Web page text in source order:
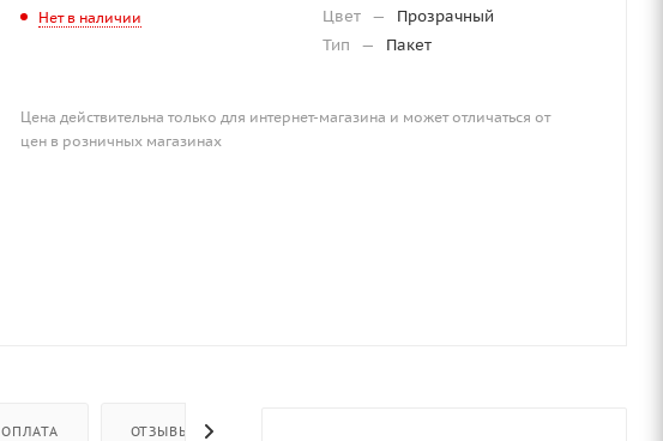
Нет в наличии Цвет —
Прозрачный
Тип
— Пакет
Цена действительна только для интернет-магазина и может отличаться от
цен в розничных магазинах
ОПЛАТА ОТЗЫВЫ